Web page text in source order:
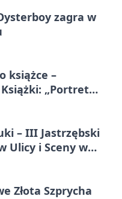
zagra w
książce –
„Portret
– III Jastrzębski
Ulicy i Sceny w
Złota Szprycha